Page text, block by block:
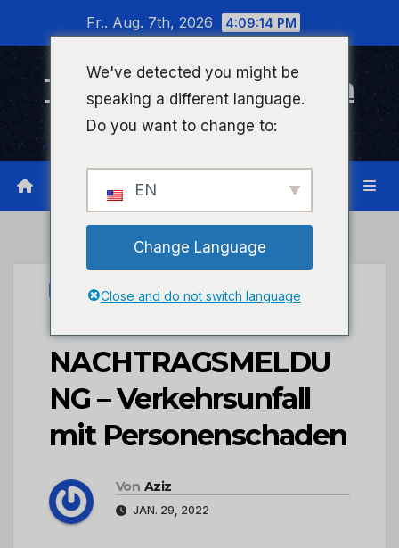
wechseln
Fr.. Aug. 7th, 2026 4:09:14 PM
Timeline Bad Kreuznach
Infonetzwerk für Bad Kreuznach
UNCATEGORIZED
POL-PDNR:
NACHTRAGSMELDU
NG – Verkehrsunfall
mit Personenschaden
Von Aziz
JAN. 29, 2022
We've detected you might be
speaking a different language.
Do you want to change to:
EN
Change Language
Close and do not switch language